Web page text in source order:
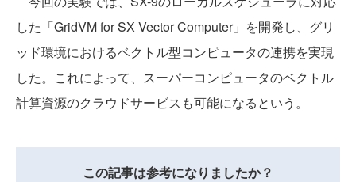
した「GridVM for SX Vector Computer」を開発し、グリ
ッド環境におけるベクトル型コンピュータの連携を実現
した。これによって、スーパーコンピュータのベクトル
計算資源のクラウドサービスも可能になるという。
この記事は参考になりましたか？